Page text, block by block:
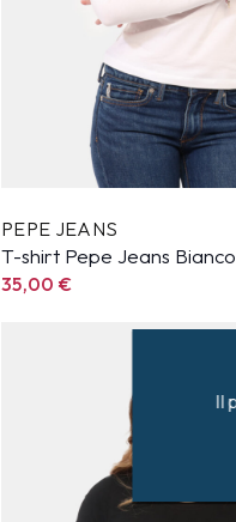
PEPE JEANS
T-shirt Pepe Jeans Bianco
35,00€
Il